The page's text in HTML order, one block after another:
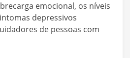
emocional, os níveis
depressivos
de pessoas com